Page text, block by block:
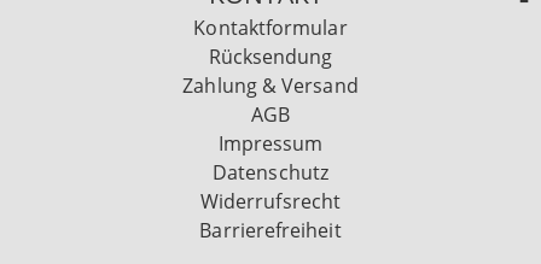
Kontaktformular
Rücksendung
Zahlung & Versand
AGB
Impressum
Datenschutz
Widerrufsrecht
Barrierefreiheit